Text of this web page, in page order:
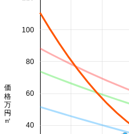
40
60
80
100
価格 万円/㎡